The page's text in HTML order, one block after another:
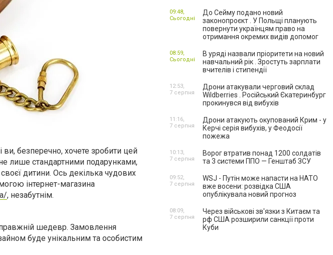
безперечно, хочете зробити цей
лише стандартними подарунками,
дитини. Ось декілька чудових
інтернет-магазина
, незабутнім.
шедевр. Замовлення
буде унікальним та особистим
До Сейму подано новий
законопроєкт . У Польщі планують
повернути українцям право на
отримання окремих видів допомог
09:48,
Сьогодні
В уряді назвали пріоритети на новий
навчальний рік . Зростуть зарплати
вчителів і стипендії
08:59,
Сьогодні
Дрони атакували черговий склад
Wildberries . Російський Єкатеринбург
прокинувся від вибухів
12:53,
7 серпня
Дрони атакують окупований Крим - у
Керчі серія вибухів, у Феодосії
пожежа
11:16,
7 серпня
Ворог втратив понад 1200 солдатів
та 3 системи ППО — Генштаб ЗСУ
10:13,
7 серпня
WSJ - Путін може напасти на НАТО
вже восени: розвідка США
опублікувала новий прогноз
09:52,
7 серпня
Через військові зв'язки з Китаєм та
рф США розширили санкції проти
Куби
08:09,
7 серпня